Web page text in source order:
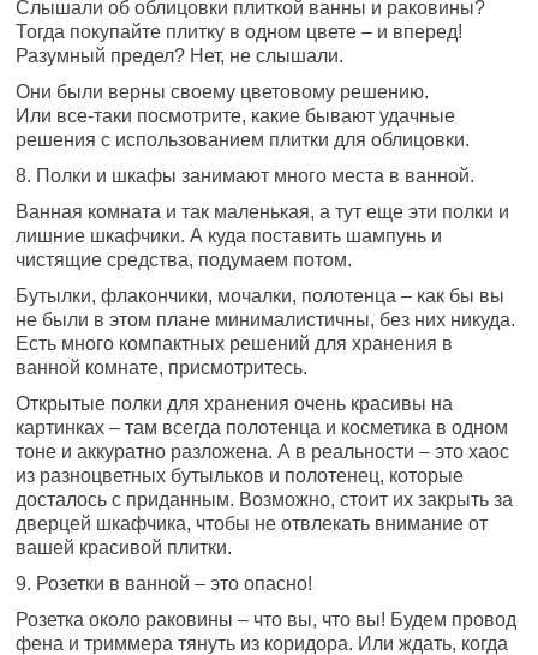
Слышали об облицовки плиткой ванны и раковины?
Тогда покупайте плитку в одном цвете – и вперед!
Разумный предел? Нет, не слышали.
Они были верны своему цветовому решению.
Или все-таки посмотрите, какие бывают удачные
решения с использованием плитки для облицовки.
8. Полки и шкафы занимают много места в ванной.
Ванная комната и так маленькая, а тут еще эти полки и
лишние шкафчики. А куда поставить шампунь и
чистящие средства, подумаем потом.
Бутылки, флакончики, мочалки, полотенца – как бы вы
не были в этом плане минималистичны, без них никуда.
Есть много компактных решений для хранения в
ванной комнате, присмотритесь.
Открытые полки для хранения очень красивы на
картинках – там всегда полотенца и косметика в одном
тоне и аккуратно разложена. А в реальности – это хаос
из разноцветных бутыльков и полотенец, которые
досталось с приданным. Возможно, стоит их закрыть за
дверцей шкафчика, чтобы не отвлекать внимание от
вашей красивой плитки.
9. Розетки в ванной – это опасно!
Розетка около раковины – что вы, что вы! Будем провод
фена и триммера тянуть из коридора. Или ждать, когда